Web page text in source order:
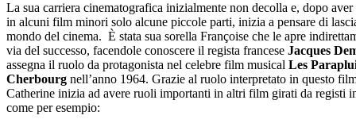
La sua carriera cinematografica inizialmente non decolla e, dopo aver
in alcuni film minori solo alcune piccole parti, inizia a pensare di
mondo del cinema. È stata sua sorella Françoise che le apre
via del successo, facendole conoscere il regista francese Jacques
assegna il ruolo da protagonista nel celebre film musical Les
Cherbourg nell’anno 1964. Grazie al ruolo interpretato in questo
Catherine inizia ad avere ruoli importanti in altri film girati da registi
come per esempio: